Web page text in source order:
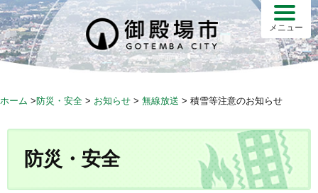
S
k
i
p
メニュー
ホーム >防災・安全 > お知らせ > 無線放送 > 積雪等注意のお知らせ
防災・安全